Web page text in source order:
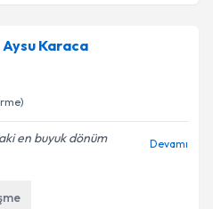
Karaca
en buyuk dönüm
Devamı